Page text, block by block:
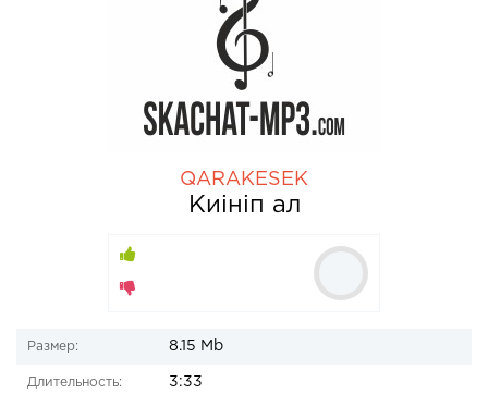
QARAKESEK
Киініп ал
Размер: 8.15 Mb
Длительность: 3:33